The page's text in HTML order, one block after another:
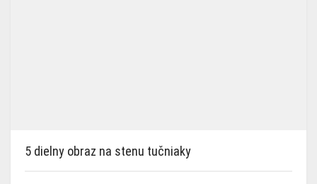
5 dielny obraz na stenu tučniaky